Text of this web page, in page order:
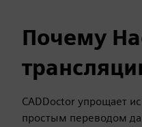
Почему
CADDoctor упрощает
простым переводом